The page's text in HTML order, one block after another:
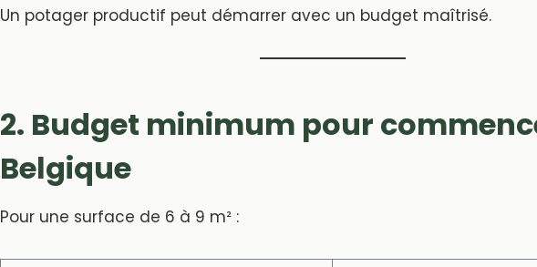
Un potager productif peut démarrer avec un budget maîtrisé.
2. Budget minimum pour
Belgique
Pour une surface de 6 à 9 m² :